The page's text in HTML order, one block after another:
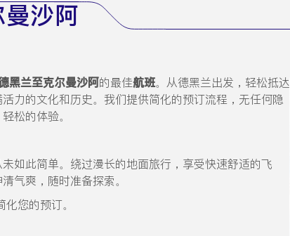
曼沙阿
黑兰至克尔曼沙阿的最佳航班。从德黑兰出发，轻松抵达
力的文化和历史。我们提供简化的预订流程，无任何隐
松的体验。
如此简单。绕过漫长的地面旅行，享受快速舒适的飞
气爽，随时准备探索。
化您的预订。